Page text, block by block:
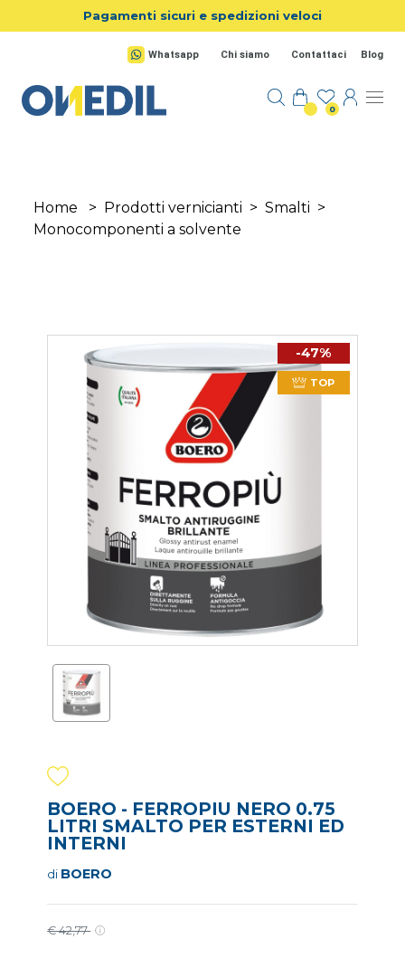
Salta al contenuto principale
Pagamenti sicuri e spedizioni veloci
Whatsapp Chi siamo Contattaci Blog
0
Home > Prodotti vernicianti > Smalti >
Monocomponenti a solvente
-47%
TOP
BOERO - FERROPIU NERO 0.75
LITRI SMALTO PER ESTERNI ED
INTERNI
di BOERO
€ 42,77